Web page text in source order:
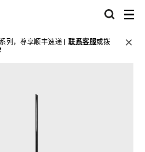
列，尊享顺丰速递 |联系客服或拨